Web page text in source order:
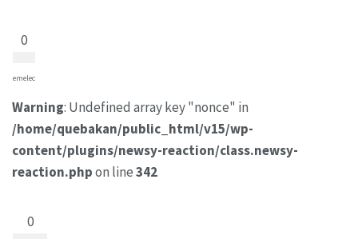
0
emelec
Warning: Undefined array key "nonce" in
/home/quebakan/public_html/v15/wp-
content/plugins/newsy-reaction/class.newsy-
reaction.phpon line342
0